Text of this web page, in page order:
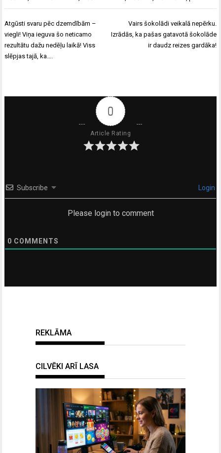
Ziņu
izvēlne
Atgūsti svaru pēc dzemdībām –
viegli! Viņa ieguva šo neticamo
rezultātu dažu nedēļu laikā! Viss
slēpjas tajā, ka….
Vairs šokolādi veikalā nepērku.
Izrādās, ka pašas gatavotā šokolāde
ir daudz reizes gardāka!
0
Article Rating
Subscribe Login
Please login to comment
0 COMMENTS
REKLĀMA
CILVĒKI ARĪ LASA